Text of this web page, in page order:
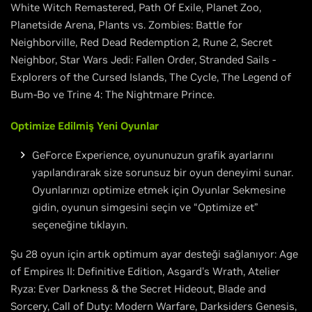
White Witch Remastered, Path Of Exile, Planet Zoo,
Planetside Arena, Plants vs. Zombies: Battle for
Neighborville, Red Dead Redemption 2, Rune 2, Secret
Neighbor, Star Wars Jedi: Fallen Order, Stranded Sails -
Explorers of the Cursed Islands, The Cycle, The Legend of
Bum-Bo ve Trine 4: The Nightmare Prince.
Optimize Edilmiş Yeni Oyunlar
GeForce Experience, oyununuzun grafik ayarlarını
yapılandırarak size sorunsuz bir oyun deneyimi sunar.
Oyunlarınızı optimize etmek için Oyunlar Sekmesine
gidin, oyunun simgesini seçin ve “Optimize et”
seçeneğine tıklayın.
Şu 28 oyun için artık optimum ayar desteği sağlanıyor: Age
of Empires II: Definitive Edition, Asgard's Wrath, Atelier
Ryza: Ever Darkness & the Secret Hideout, Blade and
Sorcery, Call of Duty: Modern Warfare, Darksiders Genesis,